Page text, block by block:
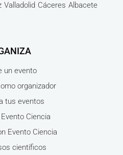
Valladolid Cáceres Albacete
un evento
organizador
tus eventos
Ciencia
Evento Ciencia
científicos